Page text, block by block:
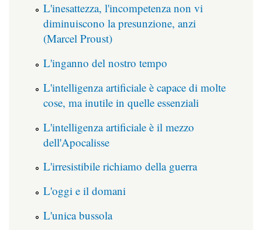
L'inesattezza, l'incompetenza non vi
diminuiscono la presunzione, anzi
(Marcel Proust)
L'inganno del nostro tempo
L'intelligenza artificiale è capace di molte
cose, ma inutile in quelle essenziali
L'intelligenza artificiale è il mezzo
dell'Apocalisse
L'irresistibile richiamo della guerra
L'oggi e il domani
L'unica bussola